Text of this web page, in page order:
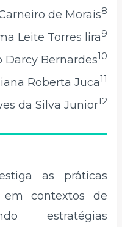
de Morais8
Leite Torres lira9
Darcy Bernardes10
Roberta Juca11
da Silva Junior12
as práticas
em contextos de
estratégias